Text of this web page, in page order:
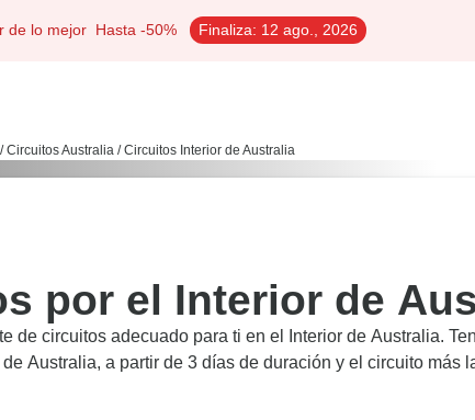
de lo mejor Hasta -50% Finaliza: 12 ago., 2026
/ Circuitos Australia / Circuitos Interior de Australia
por el Interior de
de circuitos adecuado para ti en el Interior de Australia.
Australia, a partir de 3 días de duración y el circuito más